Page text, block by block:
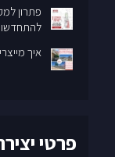
פתרון
איך
פרטי